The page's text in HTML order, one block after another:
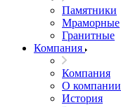
Памятники
Мраморные
Гранитные
Компания
Компания
О компании
История